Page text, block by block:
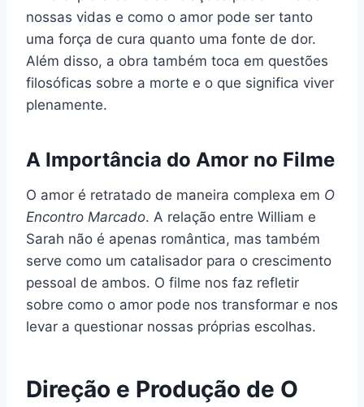
nossas vidas e como o amor pode ser tanto
uma força de cura quanto uma fonte de dor.
Além disso, a obra também toca em questões
filosóficas sobre a morte e o que significa viver
plenamente.
A Importância do Amor no Filme
O amor é retratado de maneira complexa em O
Encontro Marcado. A relação entre William e
Sarah não é apenas romântica, mas também
serve como um catalisador para o crescimento
pessoal de ambos. O filme nos faz refletir
sobre como o amor pode nos transformar e nos
levar a questionar nossas próprias escolhas.
Direção e Produção de O